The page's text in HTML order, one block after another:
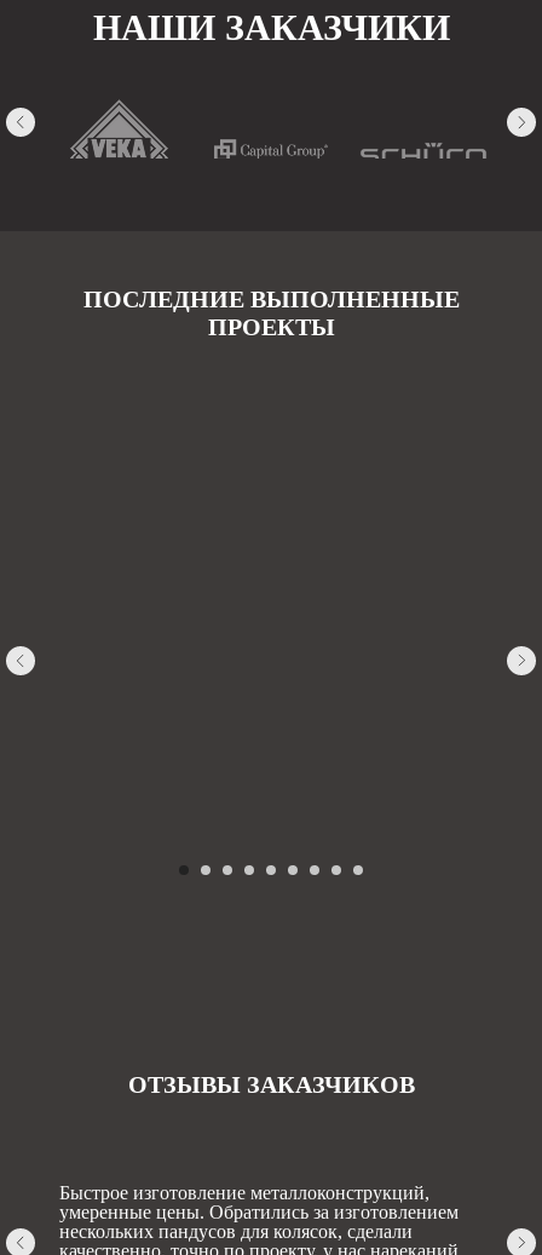
НАШИ ЗАКАЗЧИКИ
ПОСЛЕДНИЕ ВЫПОЛНЕННЫЕ
ПРОЕКТЫ
ОТЗЫВЫ ЗАКАЗЧИКОВ
Быстрое изготовление металлоконструкций,
умеренные цены. Обратились за изготовлением
нескольких пандусов для колясок, сделали
качественно, точно по проекту, у нас нареканий